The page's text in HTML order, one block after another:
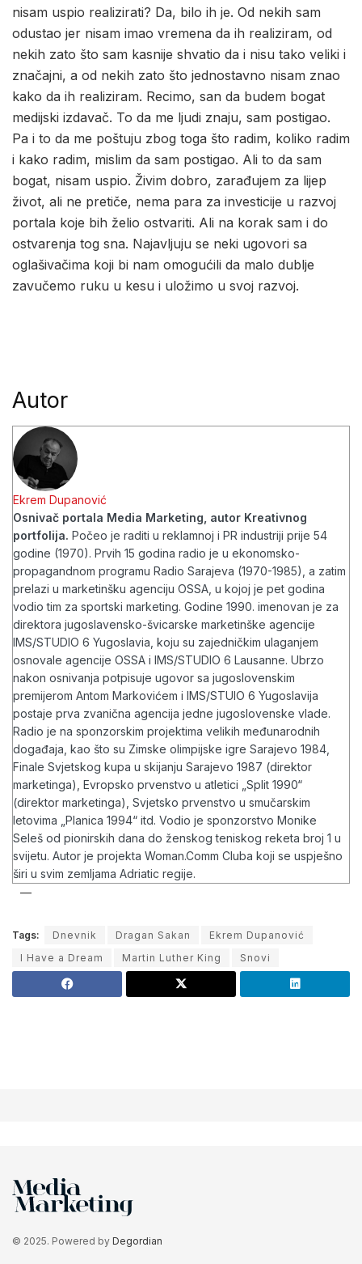
nisam uspio realizirati? Da, bilo ih je. Od nekih sam
odustao jer nisam imao vremena da ih realiziram, od
nekih zato što sam kasnije shvatio da i nisu tako veliki i
značajni, a od nekih zato što jednostavno nisam znao
kako da ih realiziram. Recimo, san da budem bogat
medijski izdavač. To da me ljudi znaju, sam postigao.
Pa i to da me poštuju zbog toga što radim, koliko radim
i kako radim, mislim da sam postigao. Ali to da sam
bogat, nisam uspio. Živim dobro, zarađujem za lijep
život, ali ne pretiče, nema para za investicije u razvoj
portala koje bih želio ostvariti. Ali na korak sam i do
ostvarenja tog sna. Najavljuju se neki ugovori sa
oglašivačima koji bi nam omogućili da malo dublje
zavučemo ruku u kesu i uložimo u svoj razvoj.
Autor
Ekrem Dupanović
Osnivač portala Media Marketing, autor Kreativnog
portfolija. Počeo je raditi u reklamnoj i PR industriji prije 54
godine (1970). Prvih 15 godina radio je u ekonomsko-
propagandnom programu Radio Sarajeva (1970-1985), a zatim
prelazi u marketinšku agenciju OSSA, u kojoj je pet godina
vodio tim za sportski marketing. Godine 1990. imenovan je za
direktora jugoslavensko-švicarske marketinške agencije
IMS/STUDIO 6 Yugoslavia, koju su zajedničkim ulaganjem
osnovale agencije OSSA i IMS/STUDIO 6 Lausanne. Ubrzo
nakon osnivanja potpisuje ugovor sa jugoslovenskim
premijerom Antom Markovićem i IMS/STUIO 6 Yugoslavija
postaje prva zvanična agencija jedne jugoslovenske vlade.
Radio je na sponzorskim projektima velikih međunarodnih
događaja, kao što su Zimske olimpijske igre Sarajevo 1984,
Finale Svjetskog kupa u skijanju Sarajevo 1987 (direktor
marketinga), Evropsko prvenstvo u atletici „Split 1990“
(direktor marketinga), Svjetsko prvenstvo u smučarskim
letovima „Planica 1994“ itd. Vodio je sponzorstvo Monike
Seleš od pionirskih dana do ženskog teniskog reketa broj 1 u
svijetu. Autor je projekta Woman.Comm Cluba koji se uspješno
širi u svim zemljama Adriatic regije.
Tags: Dnevnik Dragan Sakan
Ekrem Dupanović
I Have a Dream
Martin Luther King Snovi
© 2025. Powered by Degordian